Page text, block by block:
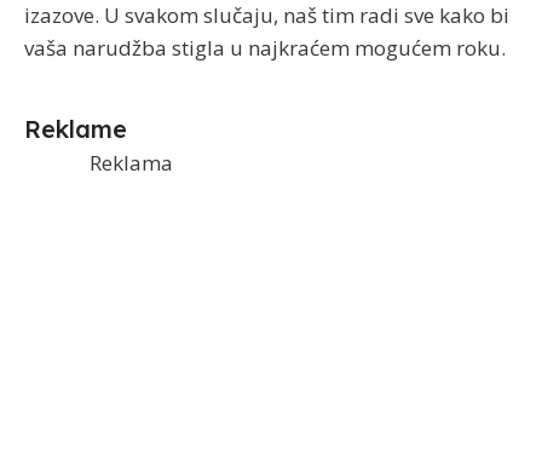
izazove. U svakom slučaju, naš tim radi sve kako bi
vaša narudžba stigla u najkraćem mogućem roku.
Reklame
Reklama